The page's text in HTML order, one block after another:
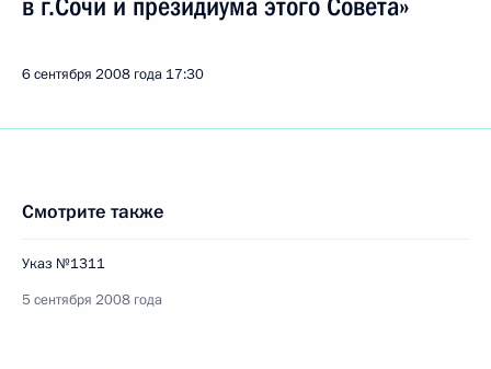
в г.Сочи и президиума этого Совета»
6 сентября 2008 года 17:30
Смотрите также
Указ №1311
5 сентября 2008 года